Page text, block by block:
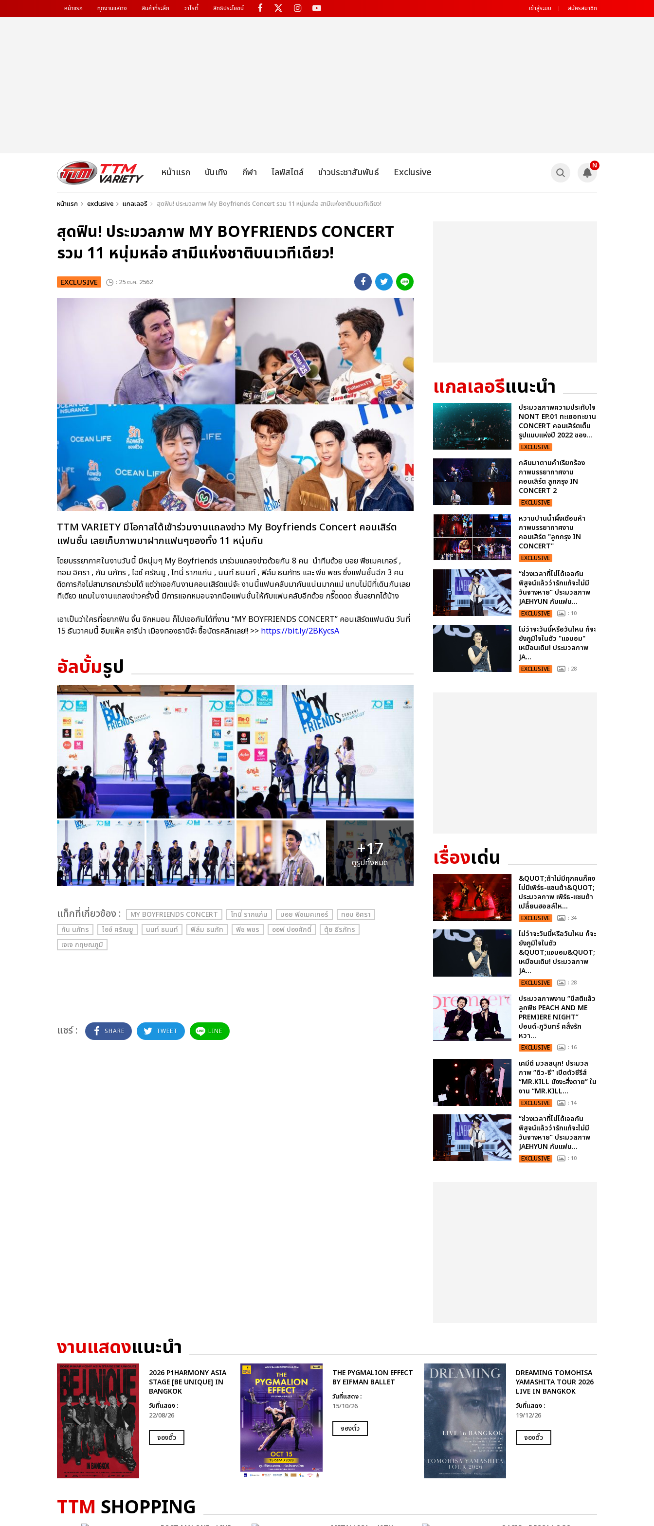
หน้าแรก ทุกงานแสดง สินค้าที่ระลึก วาไรตี้ สิทธิประโยชน์ เข้าสู่ระบบ สมัครสมาชิก
หน้าแรก บันเทิง กีฬา ไลฟ์สไตล์ ข่าวประชาสัมพันธ์ Exclusive
N
หน้าแรก exclusive แกลเลอรี สุดฟิน! ประมวลภาพ My Boyfriends Concert รวม 11 หนุ่มหล่อ สามีแห่งชาติบนเวทีเดียว!
สุดฟิน! ประมวลภาพ MY BOYFRIENDS CONCERT
รวม 11 หนุ่มหล่อ สามีแห่งชาติบนเวทีเดียว!
EXCLUSIVE : 25 ต.ค. 2562
TTM VARIETY มีโอกาสได้เข้าร่วมงานแถลงข่าว My Boyfriends Concert คอนเสิร์ต
แฟนชั้น เลยเก็บภาพมาฝากแฟนๆของทั้ง 11 หนุ่มกัน
โดยบรรยากาศในงานวันนี้ มีหนุ่มๆ My Boyfriends มาร่วมแถลงข่าวด้วยกัน 8 คน นำทีมด้วย บอย พีซเมคเกอร์ ,
ทอม อิศรา , กัน นภัทร , ไอซ์ ศรัณยู , โทนี่ รากแก่น , นนท์ ธนนท์ , ฟิล์ม ธนภัทร และ พีช พชร ซึ่งแฟนชั้นอีก 3 คน
ติดภารกิจไม่สามารถมาร่วมได้ แต่ว่าเจอกันงานคอนเสิร์ตแน่จ้ะ งานนี้แฟนคลับมากันแน่นมากแม่ แทบไม่มีที่เดินกันเลย
ทีเดียว แถมในงานแถลงข่าวครั้งนี้ มีการแจกหมอนจากมือแฟนชั้นให้กับแฟนคลับอีกด้วย กรี๊ดดดด ชั้นอยากได้บ้าง
เอาเป็นว่าใครที่อยากฟิน จิ้น จิกหมอน ก็ไปเจอกันได้ที่งาน “MY BOYFRIENDS CONCERT” คอนเสิร์ตแฟนฉัน วันที่
15 ธันวาคมนี้ อิมแพ็ค อารีน่า เมืองทองธานีจ้ะ ซื้อบัตรคลิกเลย!! >> https://bit.ly/2BKycsA
อัลบั้มรูป
+17
ดูรูปทั้งหมด
เเท็กที่เกี่ยวข้อง : MY BOYFRIENDS CONCERT โทนี่ รากแก่น บอย พีซเมคเกอร์
ทอม อิศรา
กัน นภัทร
ไอซ์ ศรัณยู นนท์ ธนนท์ ฟิล์ม ธนภัท พีช พชร ออฟ ปองศักดิ์
ตุ้ย ธีรภัทร
เจเจ กฤษณภูมิ
แชร์ : SHARE TWEET LINE
แกลเลอรีแนะนำ
ประมวลภาพความประทับใจ
NONT EP.01 ทะเยอทะยาน
CONCERT คอนเสิร์ตเต็ม
รูปแบบแห่งปี 2022 ของ...
EXCLUSIVE
กลับมาตามคำเรียกร้อง
ภาพบรรยากาศงาน
คอนเสิร์ต ลูกกรุง IN
CONCERT 2
EXCLUSIVE
หวานปานน้ำผึ้งเดือนห้า
ภาพบรรยากาศงาน
คอนเสิร์ต "ลูกกรุง IN
CONCERT"
EXCLUSIVE
“ช่วงเวลาที่ไม่ได้เจอกัน
พิสูจน์แล้วว่ารักแท้จะไม่มี
วันจางหาย” ประมวลภาพ
JAEHYUN กับแฟน...
EXCLUSIVE : 10
ไม่ว่าจะวันนี้หรือวันไหน ก็จะ
ยังภูมิใจในตัว "แจบอม"
เหมือนเดิม! ประมวลภาพ
JA...
EXCLUSIVE : 28
เรื่องเด่น
&QUOT;ถ้าไม่มีทุกคนก็คง
ไม่มีเพิร์ธ-แซนต้า&QUOT;
ประมวลภาพ เพิร์ธ-แซนต้า
เปลี่ยนฮอลล์ให...
EXCLUSIVE : 34
ไม่ว่าจะวันนี้หรือวันไหน ก็จะ
ยังภูมิใจในตัว
&QUOT;แจบอม&QUOT;
เหมือนเดิม! ประมวลภาพ
JA...
EXCLUSIVE : 28
ประมวลภาพงาน “มีสติแล้ว
ลูกพีช PEACH AND ME
PREMIERE NIGHT”
ปอนด์-ภูวินทร์ คลั่งรัก
หวา...
EXCLUSIVE : 16
เคมีดี มวลสนุก! ประมวล
ภาพ “ดิว-ธี” เปิดตัวซีรีส์
“MR.KILL มังงะสั่งตาย” ใน
งาน “MR.KILL...
EXCLUSIVE : 14
“ช่วงเวลาที่ไม่ได้เจอกัน
พิสูจน์แล้วว่ารักแท้จะไม่มี
วันจางหาย” ประมวลภาพ
JAEHYUN กับแฟน...
EXCLUSIVE : 10
งานแสดงแนะนำ
2026 P1HARMONY ASIA
STAGE [BE UNIQUE] IN
BANGKOK
วันที่แสดง :
22/08/26
จองตั๋ว
THE PYGMALION EFFECT
BY EIFMAN BALLET
วันที่แสดง :
15/10/26
จองตั๋ว
DREAMING TOMOHISA
YAMASHITA TOUR 2026
LIVE IN BANGKOK
วันที่แสดง :
19/12/26
จองตั๋ว
TTM SHOPPING